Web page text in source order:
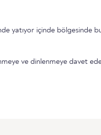
yatıyor içinde bölgesinde bulunan
ve dinlenmeye davet